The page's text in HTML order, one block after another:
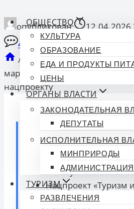
ОБЩЕСТВО
КУЛЬТУРА
ОБРАЗОВАНИЕ
ЕДА И ПРОДУКТЫ
ЦЕНЫ
ОРГАНЫ ВЛАСТИ
ЗАКОНОДАТЕЛЬНАЯ
ДЕПУТАТЫ
ИСПОЛНИТЕЛЬНАЯ
МИНПРИРОДЫ
АДМИНИСТРАЦИЯ
ТУРИЗМ
РАЗВЛЕЧЕНИЯ
опубликован
12.04.2026
4 Комментарии
/
Туризм/Туапсинцы
маршруты для
нацпроекту
Коротко о главном:
Туапсинцы могут
автопутешествия.
Нацпроект «Туризм и
гостеприимство»